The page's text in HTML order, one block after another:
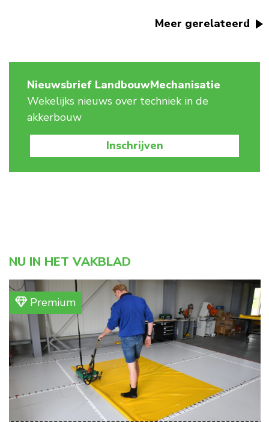
Meer gerelateerd
Nieuwsbrief LandbouwMechanisatie
Wekelijks nieuws over techniek in de
akkerbouw
Inschrijven
NU IN HET VAKBLAD
Premium